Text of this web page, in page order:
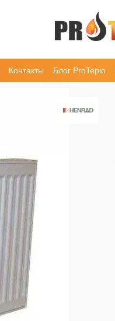
Контакты Блог ProTeplo